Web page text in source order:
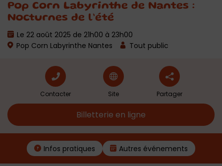
Pop Corn Labyrinthe de Nantes :
Nocturnes de l’été
Le 22 août 2025 de 21h00 à 23h00
Pop Corn Labyrinthe Nantes
Tout public
Contacter Site Partager
Billetterie en ligne
Infos pratiques Autres événements